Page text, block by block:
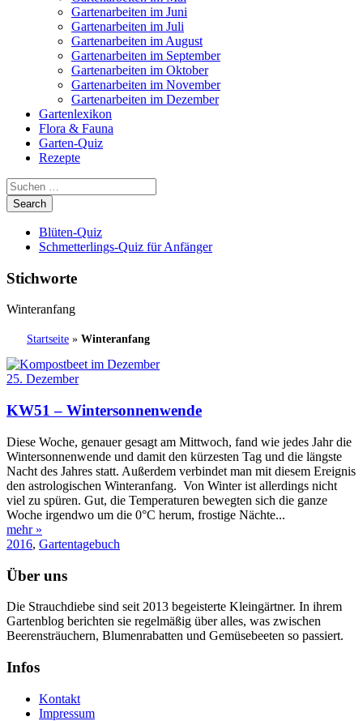
Gartenarbeiten im Juni
Gartenarbeiten im Juli
Gartenarbeiten im August
Gartenarbeiten im September
Gartenarbeiten im Oktober
Gartenarbeiten im November
Gartenarbeiten im Dezember
Gartenlexikon
Flora & Fauna
Garten-Quiz
Rezepte
Blüten-Quiz
Schmetterlings-Quiz für Anfänger
Stichworte
Winteranfang
Startseite » Winteranfang
25. Dezember
KW51 – Wintersonnenwende
Diese Woche, genauer gesagt am Mittwoch, fand wie jedes Jahr die
Wintersonnenwende und damit den kürzesten Tag und die längste
Nacht des Jahres statt. Außerdem verbindet man mit diesem Ereignis
den astrologischen Winteranfang. Von Winter ist allerdings nicht
viel zu spüren. Gut, die Temperaturen bewegten sich die ganze
Woche irgendwo um die 0°C herum, frostige Nächte...
mehr »
2016, Gartentagebuch
Über uns
Die Strauchdiebe sind seit 2013 begeisterte Kleingärtner. In ihrem
Gartenblog berichten sie regelmäßig über alles, was zwischen
Beerensträuchern, Blumenrabatten und Gemüsebeeten so passiert.
Infos
Kontakt
Impressum